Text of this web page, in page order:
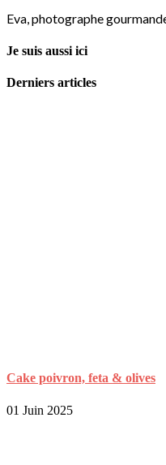
Eva, photographe
Je suis aussi ici
Derniers articles
Cake poivron, feta & olives
01 Juin 2025